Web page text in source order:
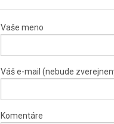
Vaše meno
Váš e-mail (nebude
Komentáre